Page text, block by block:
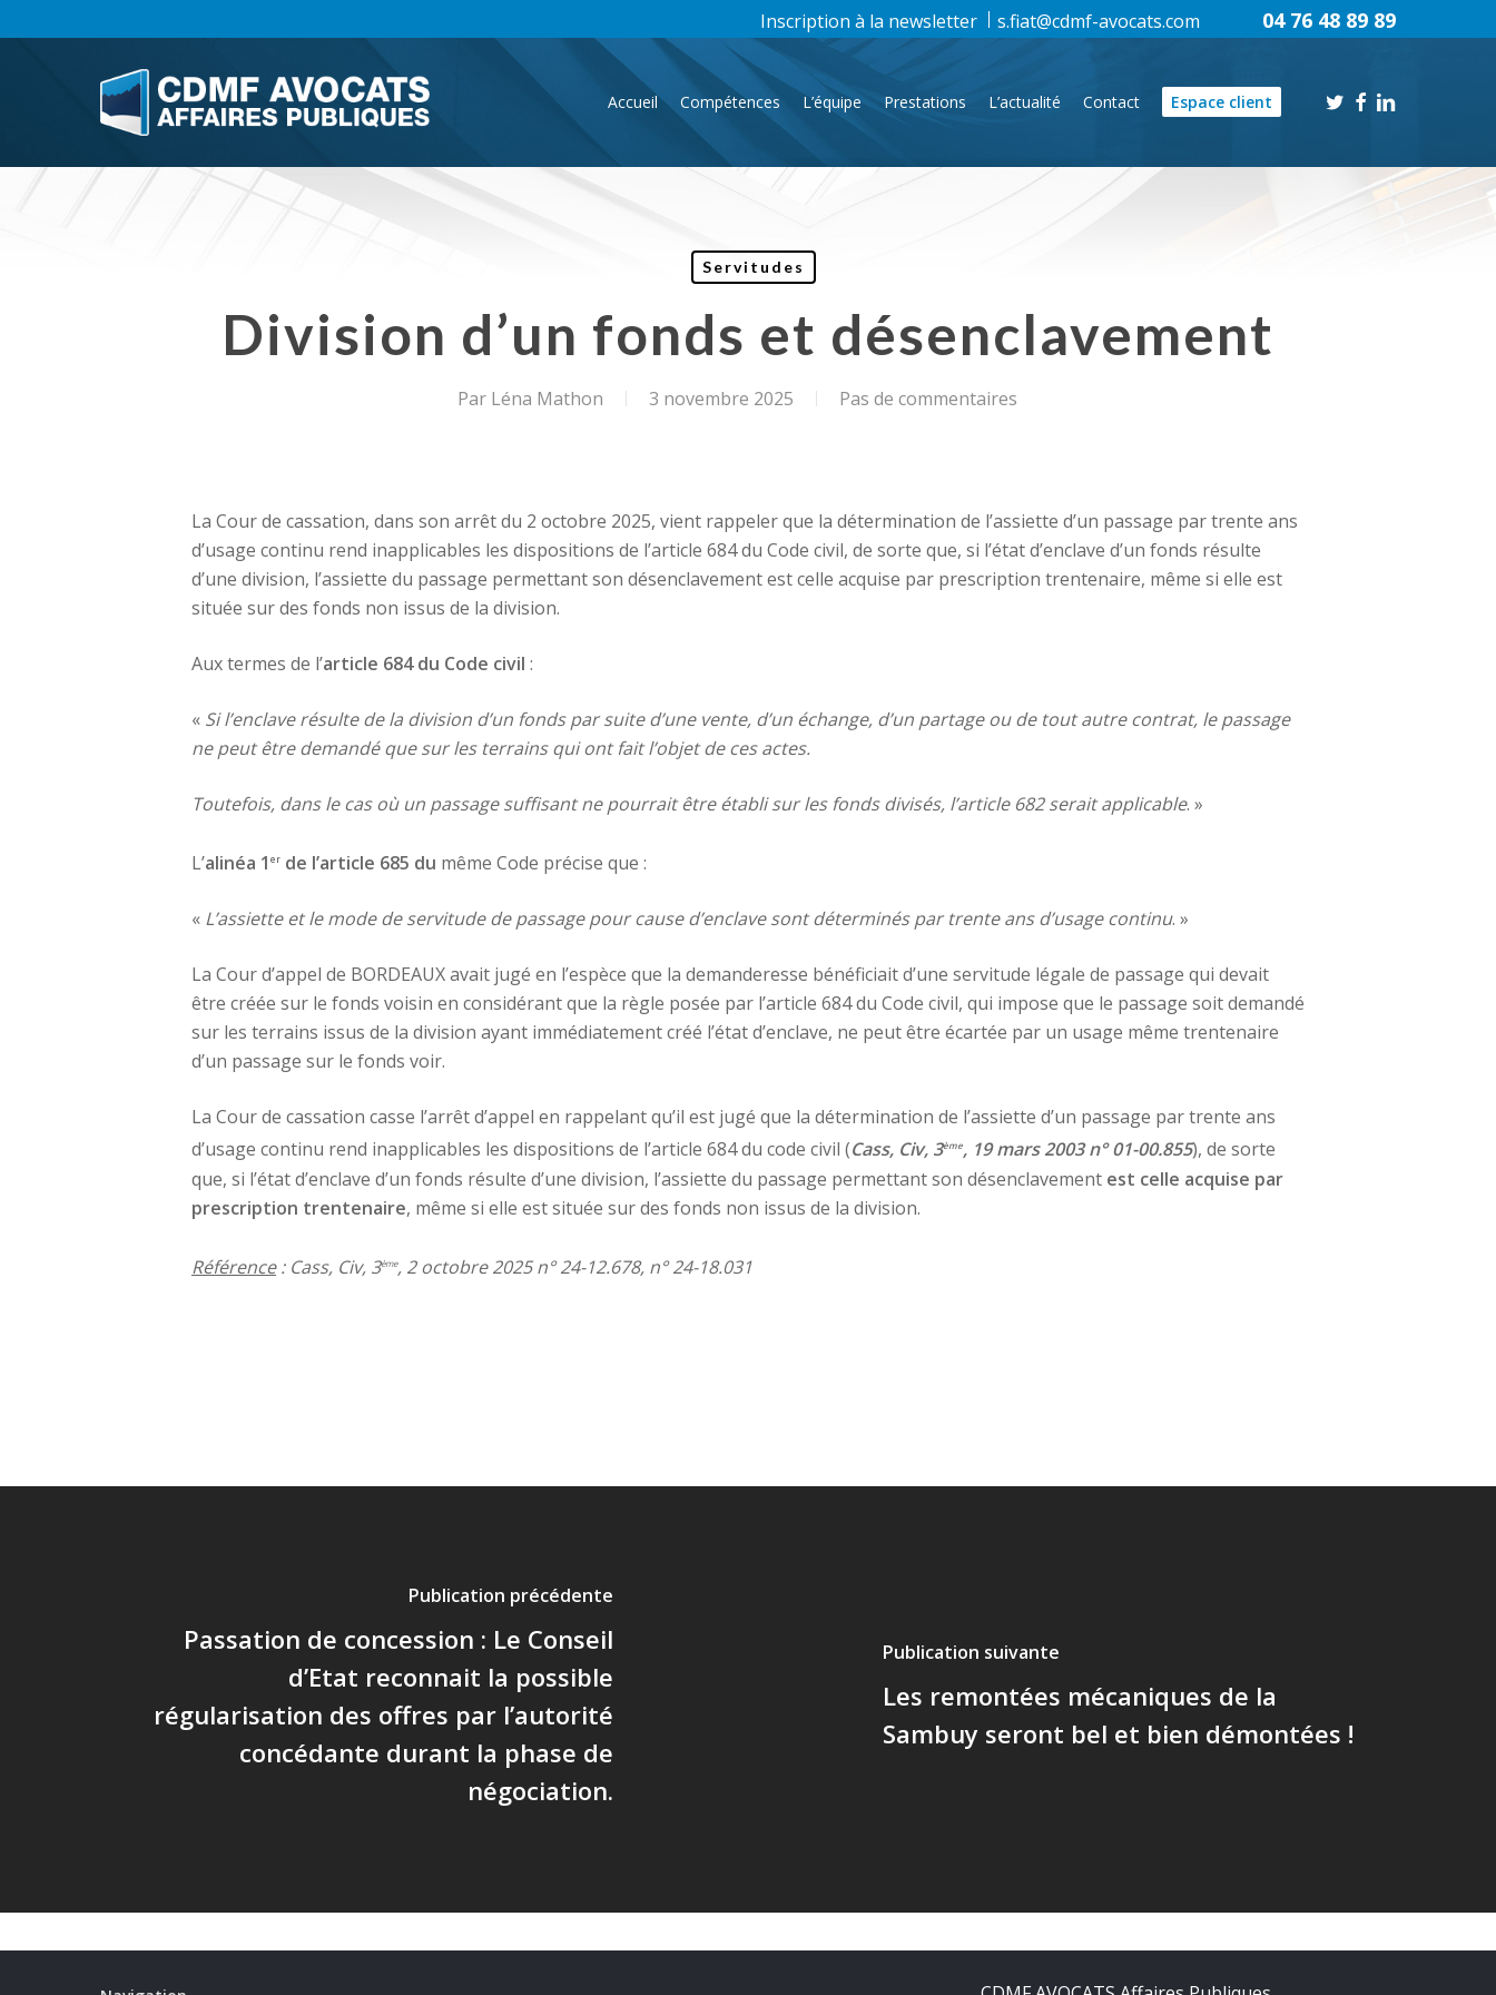
to
Accueil Compétences L’équipe Prestations L’actualité Contact Espace client twitterfacebook
linkedin
Inscription à la newsletter s.fiat@cdmf-avocats.com 04 76 48 89 89
Servitudes
Division d’un fonds et désenclavement
ParLéna Mathon 3 novembre 2025 Pas de commentaires
La Cour de cassation, dans son arrêt du 2 octobre 2025, vient rappeler que la détermination de l’assiette d’un passage par trente ans
d’usage continu rend inapplicables les dispositions de l’article 684 du Code civil, de sorte que, si l’état d’enclave d’un fonds résulte
d’une division, l’assiette du passage permettant son désenclavement est celle acquise par prescription trentenaire, même si elle est
située sur des fonds non issus de la division.
Aux termes de l’article 684 du Code civil :
« Si l’enclave résulte de la division d’un fonds par suite d’une vente, d’un échange, d’un partage ou de tout autre contrat, le passage
ne peut être demandé que sur les terrains qui ont fait l’objet de ces actes.
Toutefois, dans le cas où un passage suffisant ne pourrait être établi sur les fonds divisés, l’article 682 serait applicable. »
L’alinéa 1 er de l’article 685 du même Code précise que :
« L’assiette et le mode de servitude de passage pour cause d’enclave sont déterminés par trente ans d’usage continu. »
La Cour d’appel de BORDEAUX avait jugé en l’espèce que la demanderesse bénéficiait d’une servitude légale de passage qui devait
être créée sur le fonds voisin en considérant que la règle posée par l’article 684 du Code civil, qui impose que le passage soit demandé
sur les terrains issus de la division ayant immédiatement créé l’état d’enclave, ne peut être écartée par un usage même trentenaire
d’un passage sur le fonds voir.
La Cour de cassation casse l’arrêt d’appel en rappelant qu’il est jugé que la détermination de l’assiette d’un passage par trente ans
d’usage continu rend inapplicables les dispositions de l’article 684 du code civil (Cass, Civ, 3ème, 19 mars 2003 n° 01-00.855), de sorte
que, si l’état d’enclave d’un fonds résulte d’une division, l’assiette du passage permettant son désenclavement est celle acquise par
prescription trentenaire, même si elle est située sur des fonds non issus de la division.
Référence: Cass, Civ, 3ème, 2 octobre 2025 n° 24-12.678, n° 24-18.031
Publication précédente
Passation de concession : Le Conseil
d’Etat reconnait la possible
régularisation des offres par l’autorité
concédante durant la phase de
négociation.
Publication suivante
Les remontées mécaniques de la
Sambuy seront bel et bien démontées !